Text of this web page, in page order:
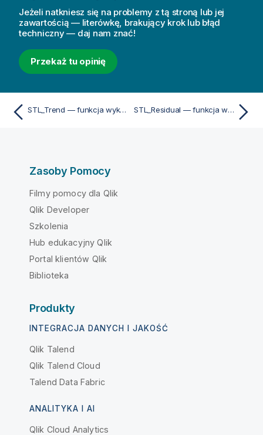
Jeżeli natkniesz się na problemy z tą stroną lub jej
zawartością — literówkę, brakujący krok lub błąd
techniczny — daj nam znać!
Przekaż tu opinię
STL_Trend — funkcja wykresu STL_Residual — funkcja wykresu
Zasoby Pomocy
Filmy pomocy dla Qlik
Qlik Developer
Szkolenia
Hub edukacyjny Qlik
Portal klientów Qlik
Biblioteka
Produkty
INTEGRACJA DANYCH I JAKOŚĆ
Qlik Talend
Qlik Talend Cloud
Talend Data Fabric
ANALITYKA I AI
Qlik Cloud Analytics